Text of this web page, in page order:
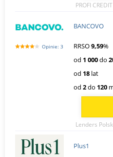
PROFI
Opinie: 3
BANCOVO
RRSO9,59%
od 1 000do
od 18 lat
od 2do 120
Lenders
Plus1